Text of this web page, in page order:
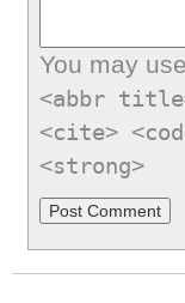
You may
<abbr
<cite>
<strong>